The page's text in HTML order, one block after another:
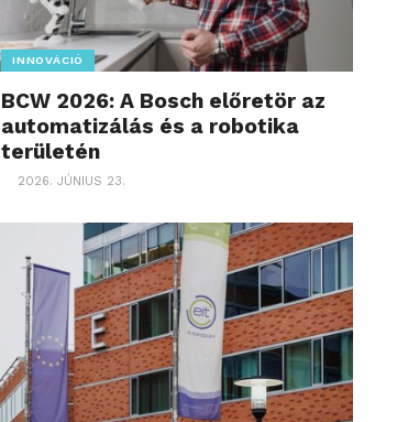
INNOVÁCIÓ
BCW 2026: A Bosch előretör az
automatizálás és a robotika
területén
2026. JÚNIUS 23.